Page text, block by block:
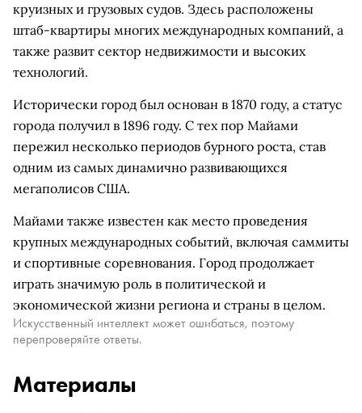
круизных и грузовых судов. Здесь расположены
штаб-квартиры многих международных компаний, а
также развит сектор недвижимости и высоких
технологий.
Исторически город был основан в 1870 году, а статус
города получил в 1896 году. С тех пор Майами
пережил несколько периодов бурного роста, став
одним из самых динамично развивающихся
мегаполисов США.
Майами также известен как место проведения
крупных международных событий, включая саммиты
и спортивные соревнования. Город продолжает
играть значимую роль в политической и
экономической жизни региона и страны в целом.
Искусственный интеллект может ошибаться, поэтому
перепроверяйте ответы.
Материалы